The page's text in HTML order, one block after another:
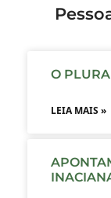
O
LEIA MAIS »